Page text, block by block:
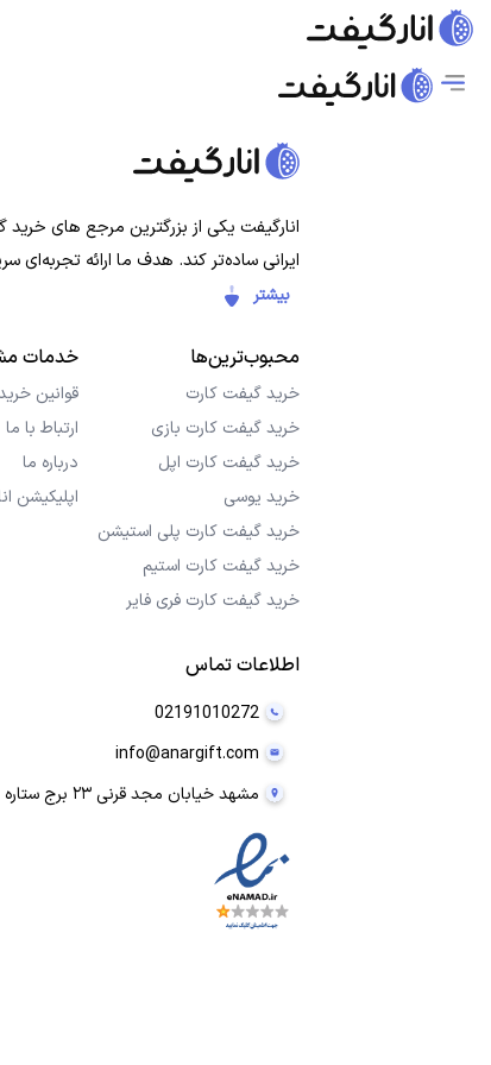
انارگیفت یکی از بزرگترین مرجع های خرید
ایرانی ساده‌تر کند. هدف ما ارائه
بیشتر
محبوب‌ترین‌ها
خرید گیفت کارت
خرید گیفت کارت بازی
خرید گیفت کارت اپل
خرید یوسی
خرید گیفت کارت پلی استیشن
خرید گیفت کارت استیم
خرید گیفت کارت فری فایر
خدمات
قوانین
ارتباط با ما
درباره ما
اپلیکیشن
اطلاعات تماس
02191010272
info@anargift.com
مشهد خیابان مجد قرنی ۲۳ برج ستاره مجد ۲